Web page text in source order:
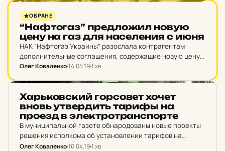
НОВИНИ ХАРКОВА
ОБРАНЕ
“Наф­то­газ” пред­ло­жил новую
цену на газ для на­се­ле­ния с июня
НАК “Нафтогаз Украины” разослала контрагентам
дополнительные соглашения, содержащие новую цену
газа при поставке на условиях ПСО (специальных
Олег Коваленко14.05.191 хв
Харь­ков­ский гор­со­вет хочет
вновь ут­вер­дить тарифы на
проезд в элек­трот­ран­спор­те
В муниципальной газете обнародованы новые проекты
решения исполкома об установлении тарифов на
проезд в метро, ​​трамваях и троллейбусах. В течение
Олег Коваленко10.04.191 хв